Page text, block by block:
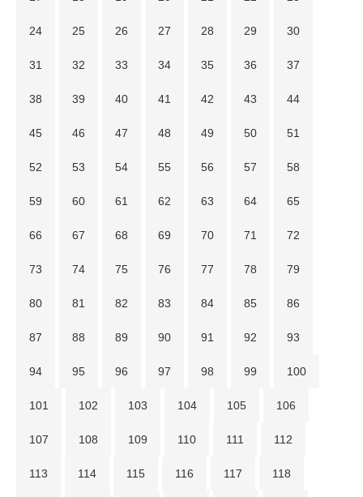
24 25 26 27 28 29 30
31 32 33 34 35 36 37
38 39 40 41 42 43 44
45 46 47 48 49 50 51
52 53 54 55 56 57 58
59 60 61 62 63 64 65
66 67 68 69 70 71 72
73 74 75 76 77 78 79
80 81 82 83 84 85 86
87 88 89 90 91 92 93
94 95 96 97 98 99 100
101 102 103 104 105 106
107 108 109 110 111 112
113 114 115 116 117 118